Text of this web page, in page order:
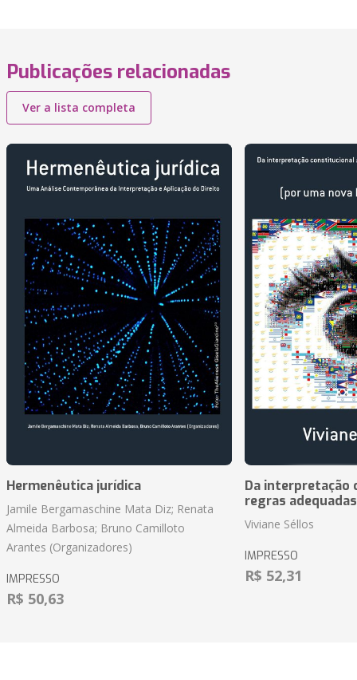
Publicações relacionadas
Ver a lista completa
Hermenêutica jurídica
Jamile Bergamaschine Mata Diz; Renata
Almeida Barbosa; Bruno Camilloto
Arantes (Organizadores)
IMPRESSO
R$ 50,63
Da interpretação
regras
Viviane Séllos
IMPRESSO
R$ 52,31